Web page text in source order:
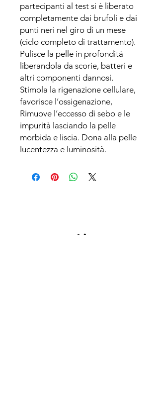
partecipanti al test si è liberato
completamente dai brufoli e dai
punti neri nel giro di un mese
(ciclo completo di trattamento).
Pulisce la pelle in profondità
liberandola da scorie, batteri e
altri componenti dannosi.
Stimola la rigenazione cellulare,
favorisce l’ossigenazione,
Rimuove l’eccesso di sebo e le
impurità lasciando la pelle
morbida e liscia. Dona alla pelle
lucentezza e luminosità.
Almaprof